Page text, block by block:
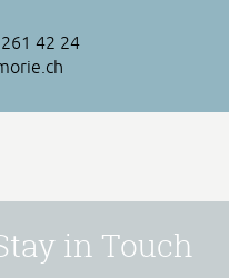
42 24
in Touch